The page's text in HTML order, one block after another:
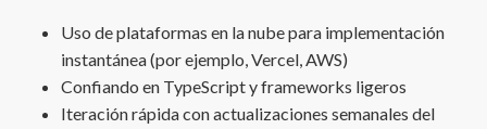
Uso de plataformas en la nube para implementación
instantánea (por ejemplo, Vercel, AWS)
Confiando en TypeScript y frameworks ligeros
Iteración rápida con actualizaciones semanales del